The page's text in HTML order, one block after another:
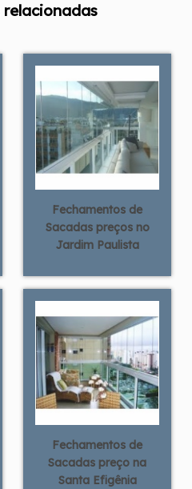
relacionadas
Fechamentos de
Sacadas preços no
Jardim Paulista
Fechamentos de
Sacadas preço na
Santa Efigênia